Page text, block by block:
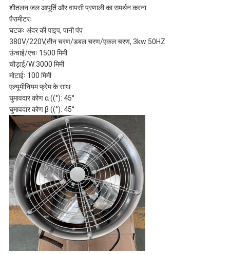
शीतलन जल आपूर्ति और वापसी प्रणाली का समर्थन करना
पैरामीटरः
घटकः अंदर की पाइप, पानी पंप
380V/220V,तीन चरण/डबल चरण/एकल चरण, 3kw 50HZ
ऊंचाई/एचः 1500 मिमी
चौड़ाई/W:3000 मिमी
मोटाईः 100 मिमी
एल्यूमीनियम फ्रेम के साथ
घुमावदार कोण α ((°): 45°
घुमावदार कोण β ((°): 45°